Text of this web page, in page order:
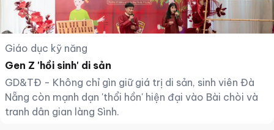
Giáo dục kỹ năng
Gen Z 'hồi sinh' di sản
GD&TĐ - Không chỉ gìn giữ giá trị di sản, sinh viên Đà
Nẵng còn mạnh dạn 'thổi hồn' hiện đại vào Bài chòi và
tranh dân gian làng Sình.